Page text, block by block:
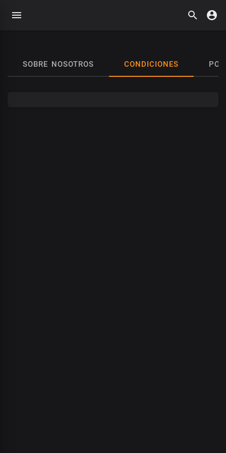
SOBRE NOSOTROS CONDICIONES